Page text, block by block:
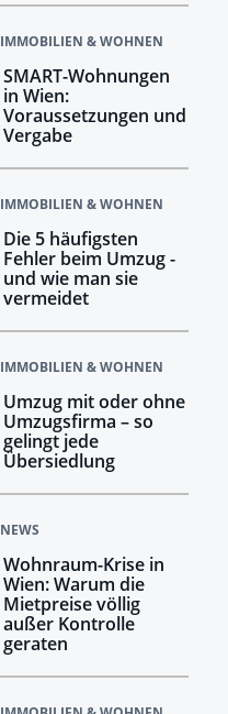
IMMOBILIEN & WOHNEN
SMART-Wohnungen
in Wien:
Voraussetzungen und
Vergabe
IMMOBILIEN & WOHNEN
Die 5 häufigsten
Fehler beim Umzug -
und wie man sie
vermeidet
IMMOBILIEN & WOHNEN
Umzug mit oder ohne
Umzugsfirma – so
gelingt jede
Übersiedlung
NEWS
Wohnraum-Krise in
Wien: Warum die
Mietpreise völlig
außer Kontrolle
geraten